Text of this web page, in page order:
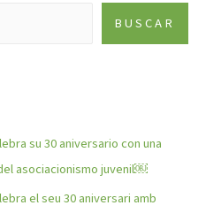
BUSCAR
su 30 aniversario con una
asociacionismo juvenil￼
el seu 30 aniversari amb